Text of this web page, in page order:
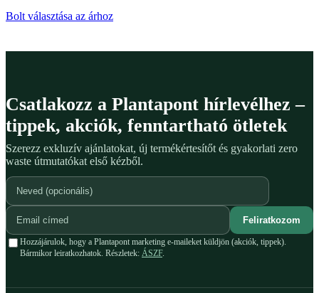
Bolt választása az árhoz
Csatlakozz a Plantapont hírlevélhez –
tippek, akciók, fenntartható ötletek
Szerezz exkluzív ajánlatokat, új termékértesítőt és gyakorlati zero
waste útmutatókat első kézből.
Feliratkozom
Hozzájárulok, hogy a Plantapont marketing e-maileket küldjön (akciók, tippek).
Bármikor leiratkozhatok. Részletek: ÁSZF.